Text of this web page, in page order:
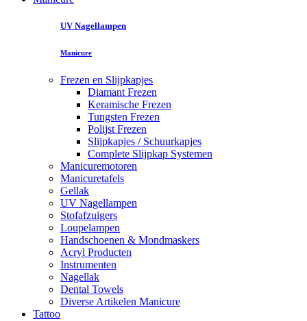
UV Nagellampen
Manicure
Frezen en Slijpkapjes
Diamant Frezen
Keramische Frezen
Tungsten Frezen
Polijst Frezen
Slijpkapjes / Schuurkapjes
Complete Slijpkap Systemen
Manicuremotoren
Manicuretafels
Gellak
UV Nagellampen
Stofafzuigers
Loupelampen
Handschoenen & Mondmaskers
Acryl Producten
Instrumenten
Nagellak
Dental Towels
Diverse Artikelen Manicure
Tattoo